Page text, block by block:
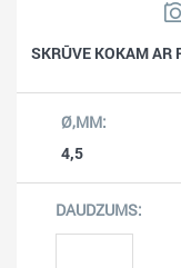
SKRŪVE KOKAM AR
4,5